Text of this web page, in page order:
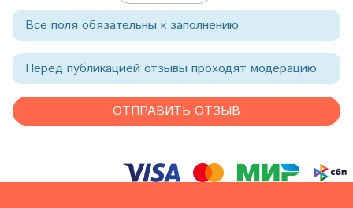
Все поля обязательны к заполнению
Перед публикацией отзывы проходят модерацию